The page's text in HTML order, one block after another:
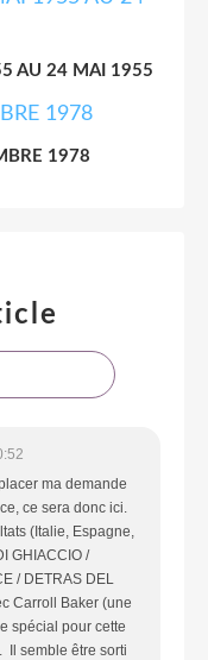
AU 24 MAI 1955
1978
ma demande
ce sera donc ici.
(Italie, Espagne,
GHIACCIO /
/ DETRAS DEL
Carroll Baker (une
spécial pour cette
Il semble être sorti